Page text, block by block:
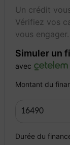
- Indicateur de
- Aide au parking AR
- Aide au
- Poignées de
- Alerte de
signalisation
- Répétiteurs
- Appuie-têtes AR
Un crédit
Vérifiez vos
vous engager.
Simuler un
avec
Montant du
Durée du